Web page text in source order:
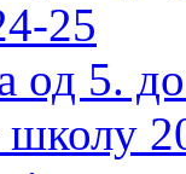
25
од 5.